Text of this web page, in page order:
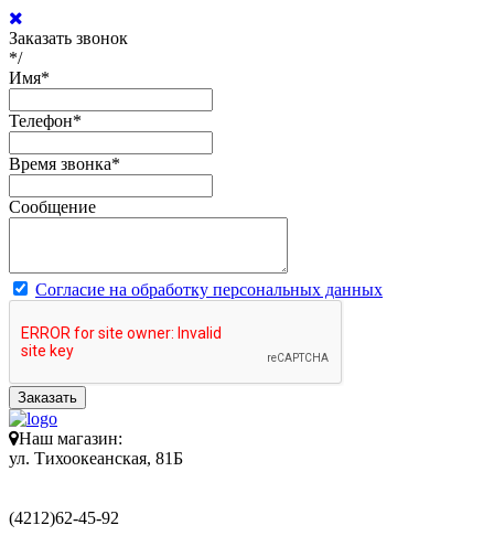
Заказать звонок
*/
Имя*
Телефон*
Время звонка*
Сообщение
Согласие на обработку персональных данных
Заказать
Наш магазин:
ул. Тихоокеанская, 81Б
(4212)62-45-92